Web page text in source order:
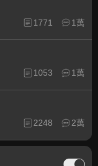
1771 1萬
1053 1萬
2248 2萬